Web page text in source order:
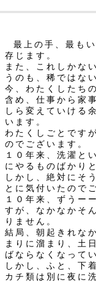
最上の手、最も
存じます。
また、これしかな
うのも、稀ではな
今、わたくしたち
含め、仕事から家
しら変えていける
います。
わたくしごとです
のでございます。
１０年来、洗濯と
にやるものばかり
しかし、絶対にそ
とに気付いたので
１０年来、ずうー
すが、なかなかそ
りません。
結局、朝起きれな
まりに溜まり、土
ばならなくなって
しかし、ふと、下
カチ類は別に夜に